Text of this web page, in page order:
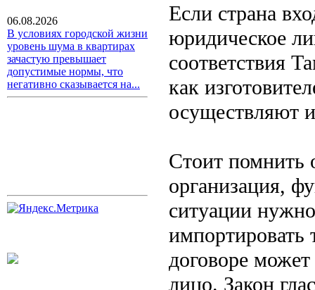
06.08.2026
В условиях городской жизни
уровень шума в квартирах
зачастую превышает
допустимые нормы, что
негативно сказывается на...
Если страна
юридическое
соответствия
как
осуществляют
Стоит помнить
организация,
ситуации
импортировать
договоре
лицо. Закон